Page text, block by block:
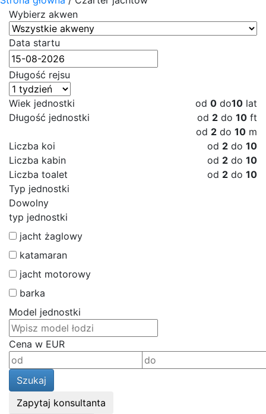
Wybierz akwen
Data startu
Długość rejsu
Wiek jednostki od 0 do10 lat
Długość jednostki
od 2 do 10 ft
od 2 do 10 m
Liczba koi
od 2 do 10
Liczba kabin
od 2 do 10
Liczba toalet
od 2 do 10
Typ jednostki
Dowolny
typ jednostki
jacht żaglowy
katamaran
jacht motorowy
barka
Model jednostki
Cena w EUR
Szukaj
Zapytaj konsultanta